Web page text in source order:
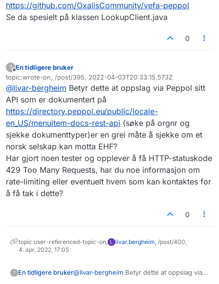
https://github.com/OxalisCommunity/vefa-peppol
Se da spesielt på klassen LookupClient.java
0
?
Frakoblet
En tidligere bruker
topic:wrote-on, /post/395, 2022-04-03T20:33:15.573Z
Sist endret av
@livar-bergheim Betyr dette at oppslag via Peppol sitt
API som er dokumentert på
https://directory.peppol.eu/public/locale-
en_US/menuitem-docs-rest-api (søke på orgnr og
sjekke dokumenttyper)er en grei måte å sjekke om et
norsk selskap kan motta EHF?
Har gjort noen tester og opplever å få HTTP-statuskode
429 Too Many Requests, har du noe informasjon om
rate-limiting eller eventuelt hvem som kan kontaktes for
å få tak i dette?
0
topic:user-referenced-topic-on, L livar.bergheim, /post/400,
4. apr. 2022, 17:05
? En tidligere bruker@livar-bergheim Betyr dette at oppslag via